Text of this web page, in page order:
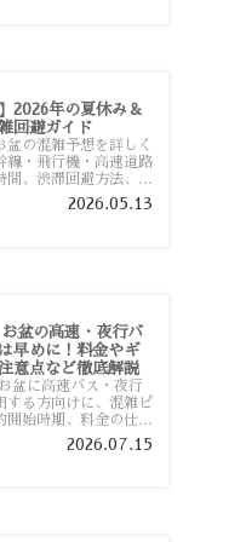
2026年の夏休み＆
回避ガイド
盆の混雑予想を詳しく
線・飛行機・高速道路
間、渋滞回避方法、混
観光地、交通手段別の
行者向けに分かりやす
2026.05.13
お盆の高速・夜行バ
早めに！料金やギ
意点など徹底解説
盆に高速バス・夜行
する方向けに、混雑ピ
開始時期、料金の仕組
セル待ちのコツ、直前
点まで詳しく解説しま
2026.07.15